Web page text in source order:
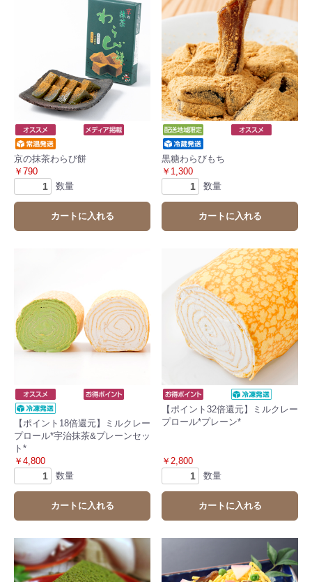
京の抹茶わらび餅
￥790
数量
カートに入れる
黒糖わらびもち
￥1,300
数量
カートに入れる
【ポイント18倍還元】ミルクレー
プロール*宇治抹茶&プレーンセッ
ト*
￥4,800
数量
カートに入れる
【ポイント32倍還元】ミルクレー
プロール*プレーン*
￥2,800
数量
カートに入れる
カートへ進む